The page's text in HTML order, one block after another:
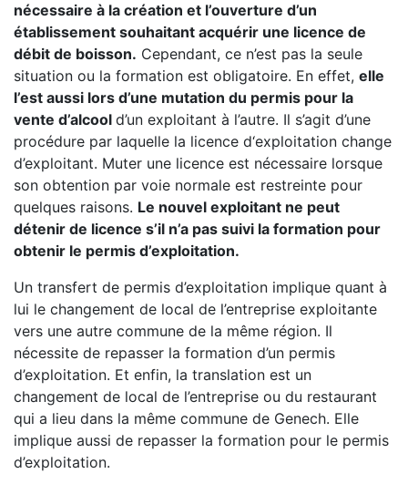
nécessaire à la création et l’ouverture d’un
établissement souhaitant acquérir une licence de
débit de boisson. Cependant, ce n’est pas la seule
situation ou la formation est obligatoire. En effet, elle
l’est aussi lors d’une mutation du permis pour la
vente d’alcool d’un exploitant à l’autre. Il s’agit d’une
procédure par laquelle la licence d‘exploitation change
d’exploitant. Muter une licence est nécessaire lorsque
son obtention par voie normale est restreinte pour
quelques raisons. Le nouvel exploitant ne peut
détenir de licence s’il n’a pas suivi la formation pour
obtenir le permis d’exploitation.
Un transfert de permis d’exploitation implique quant à
lui le changement de local de l’entreprise exploitante
vers une autre commune de la même région. Il
nécessite de repasser la formation d’un permis
d’exploitation. Et enfin, la translation est un
changement de local de l’entreprise ou du restaurant
qui a lieu dans la même commune de Genech. Elle
implique aussi de repasser la formation pour le permis
d’exploitation.